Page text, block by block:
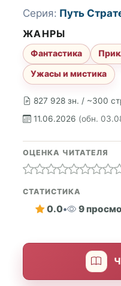
827 928 зн. / ~300
11.06.2026 (обн.
Серия: Путь
ЖАНРЫ
Фантастика
Ужасы и мистика
ОЦЕНКА ЧИТАТЕЛЯ
СТАТИСТИКА
0.0• 9